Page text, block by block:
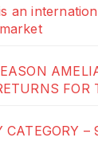
an
FOR
–